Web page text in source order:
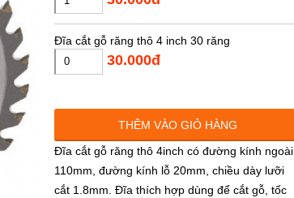
Đĩa cắt gỗ răng thô 4 inch 30 răng
30.000đ
THÊM VÀO GIỎ HÀNG
Đĩa cắt gỗ răng thô 4inch có đường kính ngoài
110mm, đường kính lỗ 20mm, chiều dày lưỡi
cắt 1.8mm. Đĩa thích hợp dùng để cắt gỗ, tốc